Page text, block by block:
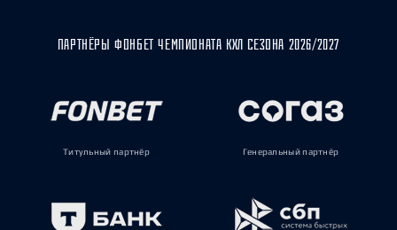
ПАРТНЁРЫ ФОНБЕТ ЧЕМПИОНАТА КХЛ СЕЗОНА 2026/2027
Титульный партнёр Генеральный партнёр